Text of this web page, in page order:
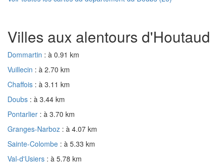
Villes aux alentours d'Houtaud
Dommartin : à 0.91 km
Vuillecin : à 2.70 km
Chaffois : à 3.11 km
Doubs : à 3.44 km
Pontarlier : à 3.70 km
Granges-Narboz : à 4.07 km
Sainte-Colombe : à 5.33 km
Val-d'Usiers : à 5.78 km